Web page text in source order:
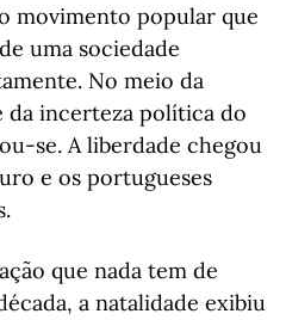
movimento popular que
uma sociedade
No meio da
incerteza política do
se. A liberdade chegou
e os portugueses
que nada tem de
a natalidade exibiu